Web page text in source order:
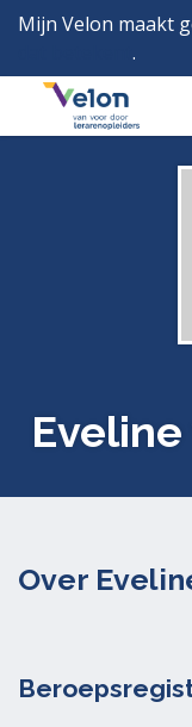
Mijn Velon maakt
.
Menu
Over